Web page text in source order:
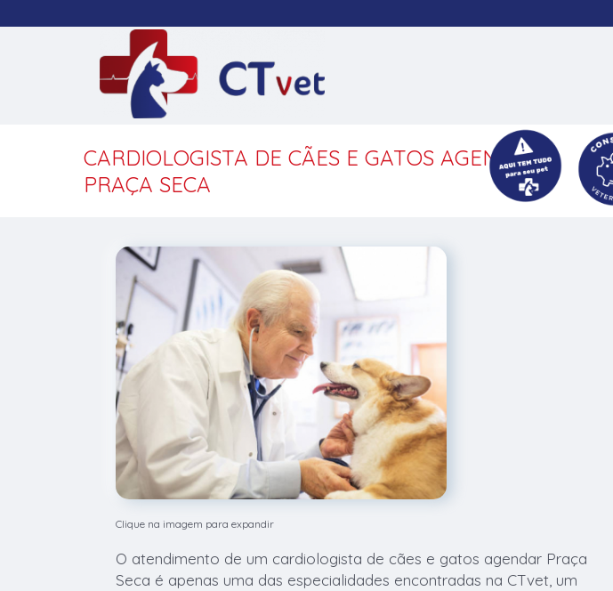
CARDIOLOGISTA DE CÃES E GATOS AGENDAR
PRAÇA SECA
Clique na imagem para expandir
O atendimento de um cardiologista de cães e gatos agendar Praça
Seca é apenas uma das especialidades encontradas na CTvet, um